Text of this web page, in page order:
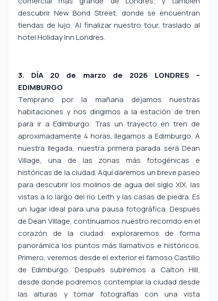
descubrir New Bond Street, donde se encuentran
tiendas de lujo. Al finalizar nuestro tour, traslado al
hotel Holiday Inn Londres.
3. DÍA 20 de marzo de 2026 LONDRES –
EDIMBURGO
Temprano por la mañana dejamos nuestras
habitaciones y nos dirigimos a la estación de tren
para ir a Edimburgo. Tras un trayecto en tren de
aproximadamente 4 horas, llegamos a Edimburgo. A
nuestra llegada, nuestra primera parada será Dean
Village, una de las zonas más fotogénicas e
históricas de la ciudad. Aquí daremos un breve paseo
para descubrir los molinos de agua del siglo XIX, las
vistas a lo largo del río Leith y las casas de piedra. Es
un lugar ideal para una pausa fotográfica. Después
de Dean Village, continuamos nuestro recorrido en el
corazón de la ciudad: exploraremos de forma
panorámica los puntos más llamativos e históricos.
Primero, veremos desde el exterior el famoso Castillo
de Edimburgo. Después subiremos a Calton Hill,
desde donde podremos contemplar la ciudad desde
las alturas y tomar fotografías con una vista